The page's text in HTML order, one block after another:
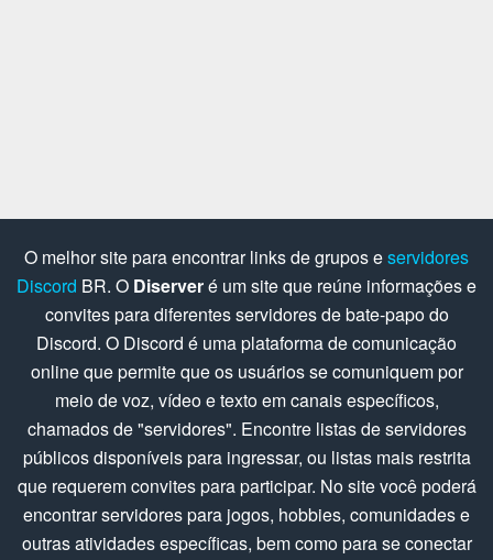
O melhor site para encontrar links de grupos eservidores
Discord BR. O Diserveré um site que reúne informações e
convites para diferentes servidores de bate-papo do
Discord. O Discord é uma plataforma de comunicação
online que permite que os usuários se comuniquem por
meio de voz, vídeo e texto em canais específicos,
chamados de "servidores". Encontre listas de servidores
públicos disponíveis para ingressar, ou listas mais restrita
que requerem convites para participar. No site você poderá
encontrar servidores para jogos, hobbies, comunidades e
outras atividades específicas, bem como para se conectar